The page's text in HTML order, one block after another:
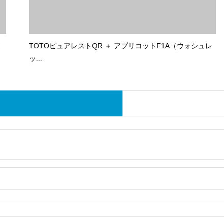
TOTOピュアレストQR ＋ アプリコットF1A（ウォシュレ
ッ...